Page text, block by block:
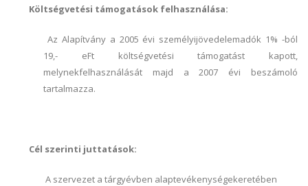
Költségvetési támogatások felhasználása:
Az Alapítvány a 2005 évi személyijövedelemadók 1% -ból
19,- eFt költségvetési támogatást kapott,
melynekfelhasználását majd a 2007 évi beszámoló
tartalmazza.
Cél szerinti juttatások:
A szervezet a tárgyévben alaptevékenységekeretében